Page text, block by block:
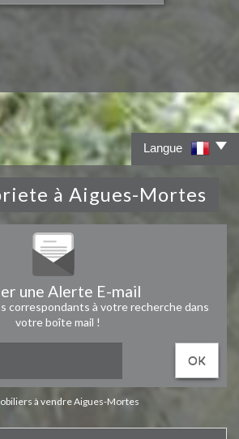
Langue
à Aigues-Mortes
une Alerte E-mail
correspondants à votre recherche dans
votre boîte mail !
OK
à vendre Aigues-Mortes